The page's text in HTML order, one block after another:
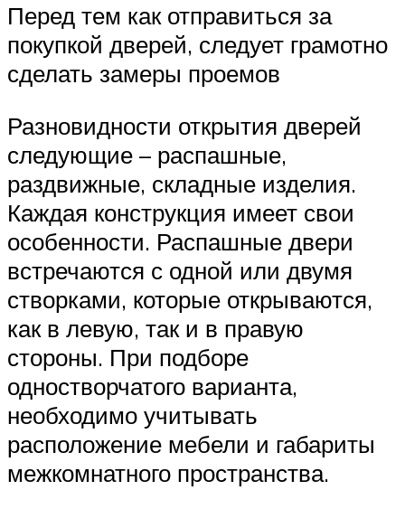
Перед тем как отправиться за
покупкой дверей, следует грамотно
сделать замеры проемов
Разновидности открытия дверей
следующие – распашные,
раздвижные, складные изделия.
Каждая конструкция имеет свои
особенности. Распашные двери
встречаются с одной или двумя
створками, которые открываются,
как в левую, так и в правую
стороны. При подборе
одностворчатого варианта,
необходимо учитывать
расположение мебели и габариты
межкомнатного пространства.